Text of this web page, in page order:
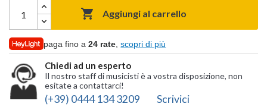
 Aggiungi al carrello
paga fino a24 rate ,scopri di più
Chiedi ad un esperto
Il nostro staff di musicisti è a vostra disposizione, non
esitate a contattarci!
(+39) 0444 134 3209 Scrivici